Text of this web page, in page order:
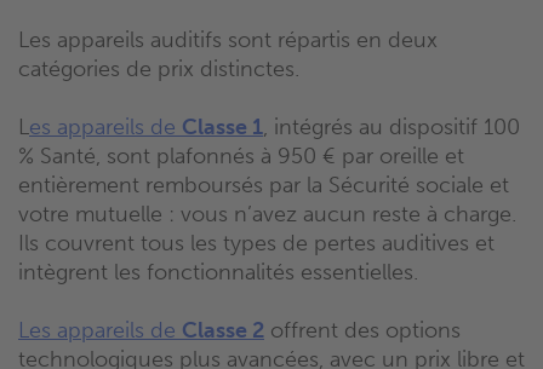
Les appareils auditifs sont répartis en deux
catégories de prix distinctes.
Les appareils de Classe 1, intégrés au dispositif 100
% Santé, sont plafonnés à 950 € par oreille et
entièrement remboursés par la Sécurité sociale et
votre mutuelle : vous n’avez aucun reste à charge.
Ils couvrent tous les types de pertes auditives et
intègrent les fonctionnalités essentielles.
Les appareils de Classe 2 offrent des options
technologiques plus avancées, avec un prix libre et